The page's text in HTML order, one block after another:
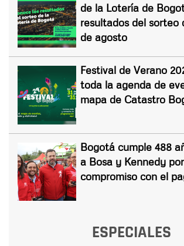
de la Lotería de
resultados del sorteo
de agosto
Festival de Verano
toda la agenda de
mapa de Catastro
Bogotá cumple 488
a Bosa y Kennedy
compromiso con el
ESPECIALES